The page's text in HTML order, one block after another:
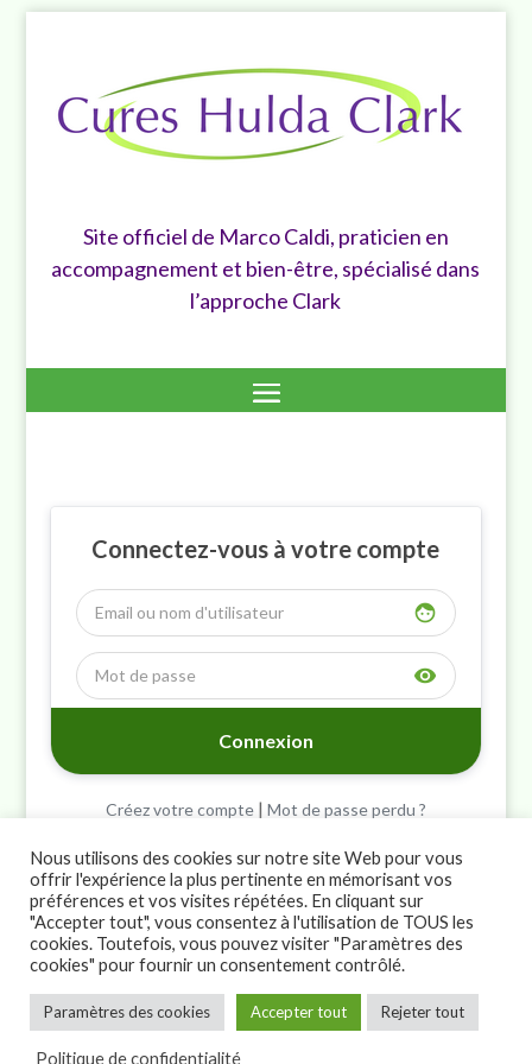
Site officiel de Marco Caldi, praticien en
accompagnement et bien-être, spécialisé dans
l’approche Clark
Connectez-vous à votre compte
face
visibility
Créez votre compte| Mot de passe perdu ?
© Marco Caldi 2026
>
Nous utilisons des cookies sur notre site Web pour vous
offrir l'expérience la plus pertinente en mémorisant vos
préférences et vos visites répétées. En cliquant sur
"Accepter tout", vous consentez à l'utilisation de TOUS les
cookies. Toutefois, vous pouvez visiter "Paramètres des
cookies" pour fournir un consentement contrôlé.
Paramètres des cookies Accepter tout Rejeter tout
Politique de confidentialité